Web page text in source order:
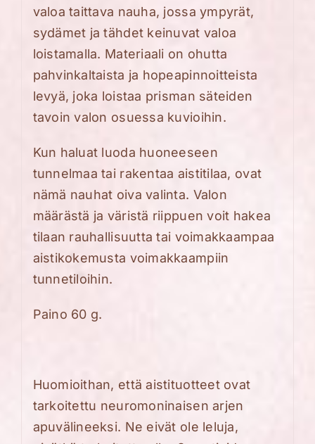
valoa taittava nauha, jossa ympyrät,
sydämet ja tähdet keinuvat valoa
loistamalla. Materiaali on ohutta
pahvinkaltaista ja hopeapinnoitteista
levyä, joka loistaa prisman säteiden
tavoin valon osuessa kuvioihin.
Kun haluat luoda huoneeseen
tunnelmaa tai rakentaa aistitilaa, ovat
nämä nauhat oiva valinta. Valon
määrästä ja väristä riippuen voit hakea
tilaan rauhallisuutta tai voimakkaampaa
aistikokemusta voimakkaampiin
tunnetiloihin.
Paino 60 g.
Huomioithan, että aistituotteet ovat
tarkoitettu neuromoninaisen arjen
apuvälineeksi. Ne eivät ole leluja,